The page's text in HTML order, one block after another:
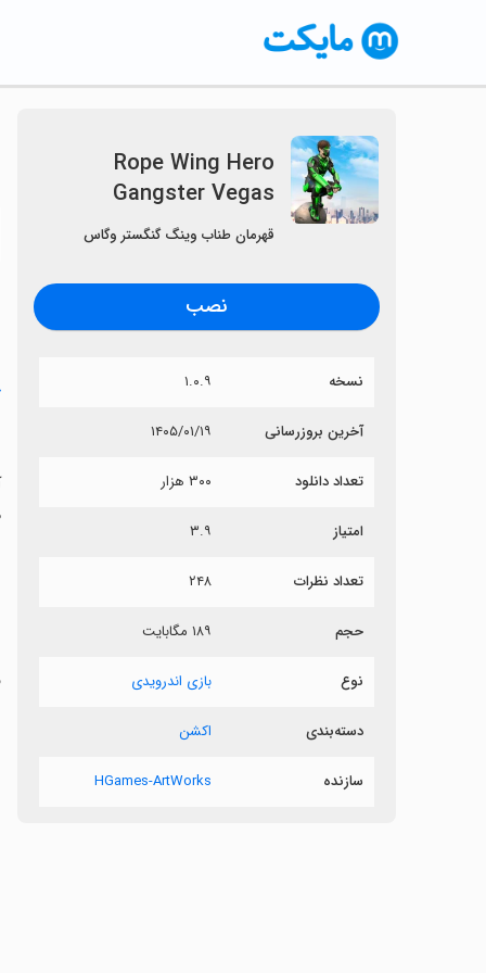
Rope Wing Hero
Gangster Vegas
قهرمان طناب وینگ گنگستر وگاس
نصب
نسخه ۱.۰.۹
آخرین بروزرسانی ۱۴۰۵/۰۱/۱۹
تعداد دانلود ۳۰۰ هزار
امتیاز ۳.۹
تعداد نظرات ۲۴۸
حجم ۱۸۹ مگابایت
نوع بازی اندرویدی
دسته‌بندی اکشن
سازنده HGames-ArtWorks